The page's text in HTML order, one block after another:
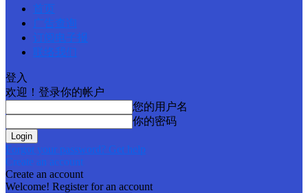
首页
广告查询
订阅电子报
联络我们
登入
欢迎！登录你的帐户
您的用户名
你的密码
Forgot your password? Get help
Create an account
Create an account
Welcome! Register for an account